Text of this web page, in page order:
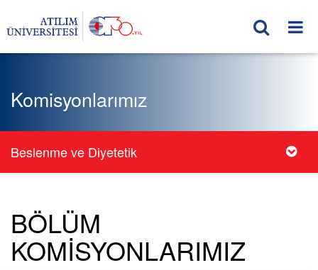
Komisyonlarımız
Beslenme ve Diyetetik
BÖLÜM
KOMİSYONLARIMIZ